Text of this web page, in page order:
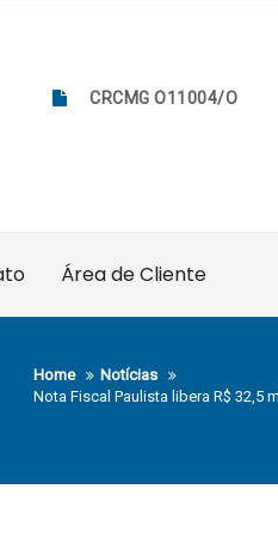
CRCMG O11004/O
Área de Cliente
Home
Notícias
Nota Fiscal Paulista libera R$ 32,5